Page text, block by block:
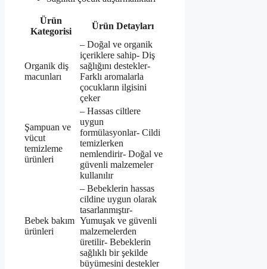
Ürün
Kategorisi
Ürün Detayları
Organik diş
macunları
– Doğal ve organik
içeriklere sahip- Diş
sağlığını destekler-
Farklı aromalarla
çocukların ilgisini
çeker
Şampuan ve
vücut
temizleme
ürünleri
– Hassas ciltlere
uygun
formülasyonlar- Cildi
temizlerken
nemlendirir- Doğal ve
güvenli malzemeler
kullanılır
Bebek bakım
ürünleri
– Bebeklerin hassas
cildine uygun olarak
tasarlanmıştır-
Yumuşak ve güvenli
malzemelerden
üretilir- Bebeklerin
sağlıklı bir şekilde
büyümesini destekler